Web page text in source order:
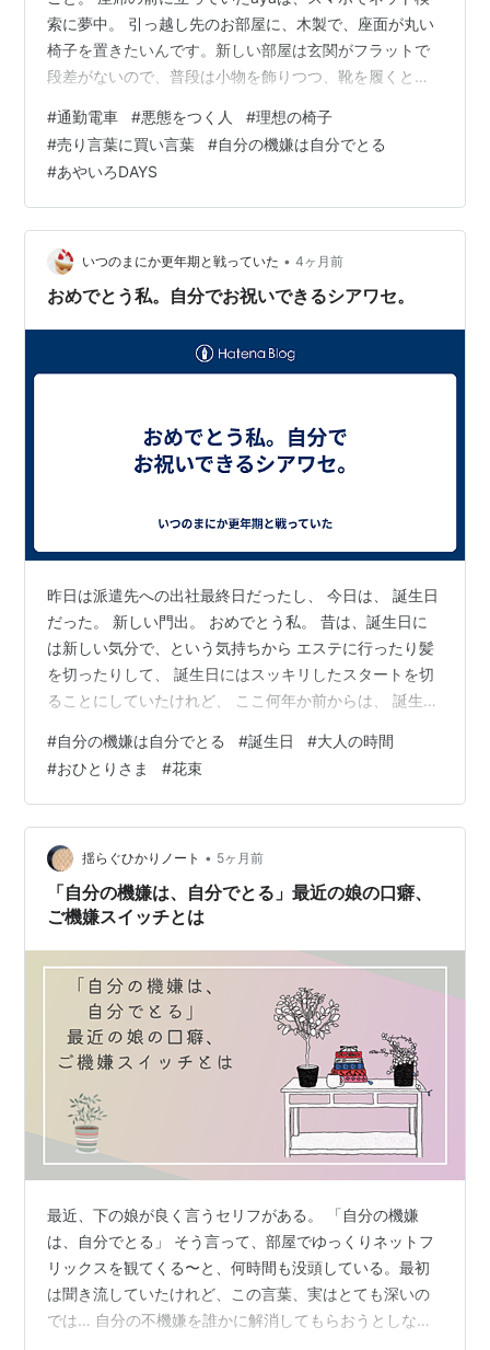
索に夢中。 引っ越し先のお部屋に、木製で、座面が丸い
椅子を置きたいんです。新しい部屋は玄関がフラットで
段差がないので、普段は小物を飾りつつ、靴を履くとき
中です。 ガタン――と電車が止まると、周りがざわざわ
と動き出しました。どうやら人の乗降が多い駅に着いた
ようです。 降りる人が入り口に向かって流れるため、立
っていると押されることもしばしば。 とはいえ、みんな
大人です。立っている人は降りる人が通りやすいように
道を空け、反対に、降りる人は立ってい…
#通勤電車 #悪態をつく人 #理想の椅子
#売り言葉に買い言葉 #自分の機嫌は自分でとる
#あやいろDAYS
いつのまにか更年期と戦っていた • 4ヶ月前
おめでとう私。自分でお祝いできるシアワセ。
昨日は派遣先への出社最終日だったし、 今日は、 誕生日
だった。 新しい門出。 おめでとう私。 昔は、誕生日に
は新しい気分で、という気持ちから エステに行ったり髪
を切ったりして、 誕生日にはスッキリしたスタートを切
ることにしていたけれど、 ここ何年か前からは、 誕生日
ら有休消化で休みなので ゆっくりと起きて 誕生日ケーキ
を買いに行った。 どこのケーキ屋さんにしようか考える
だけでも楽しい。 好きなお店にしようかと思ったけど、
いつもは買わないお店に決定。 ケーキ持ってウロウロで
きないので、 すぐ帰宅。 帰宅してから、すぐに食べる。
今日の晩ごはん…
#自分の機嫌は自分でとる #誕生日 #大人の時間
#おひとりさま #花束
揺らぐひかりノート • 5ヶ月前
「自分の機嫌は、自分でとる」最近の娘の口癖、
ご機嫌スイッチとは
最近、下の娘が良く言うセリフがある。 「自分の機嫌
は、自分でとる」 そう言って、部屋でゆっくりネットフ
リックスを観てくる〜と、何時間も没頭している。最初
は聞き流していたけれど、この言葉、実はとても深いの
では… 自分の不機嫌を誰かに解消してもらおうとしな